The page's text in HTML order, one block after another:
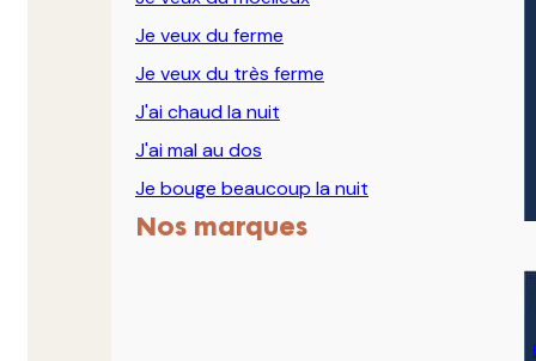
Je veux du ferme
Je veux du très ferme
J'ai chaud la nuit
J'ai mal au dos
Je bouge beaucoup la nuit
Nos marques